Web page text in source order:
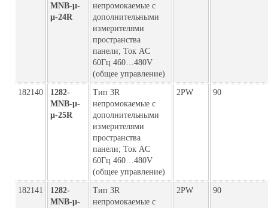
MNB-µ-
µ-24R
непромокаемые с
дополнительными
измерителями
пространства
панели; Ток AC
60Гц 460…480V
(общее управление)
182140
1282-
MNB-µ-
µ-25R
Тип 3R
непромокаемые с
дополнительными
измерителями
пространства
панели; Ток AC
60Гц 460…480V
(общее управление)
2PW 90
182141
1282-
MNB-µ-
Тип 3R
непромокаемые с
2PW 90